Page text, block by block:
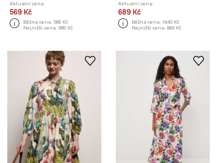
Aktuální cena:
569 Kč
Běžná cena: 989 Kč
Nejnižší cena: 989 Kč
Aktuální cena:
689 Kč
Běžná cena: 1449 Kč
Nejnižší cena: 869 Kč